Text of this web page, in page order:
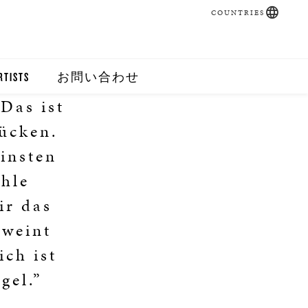
お問い合わせ
COUNTRIES
ist
das
ist